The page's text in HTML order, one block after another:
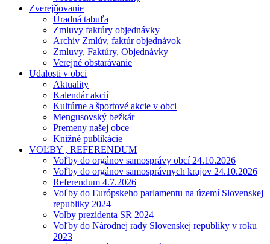
Zverejňovanie
Úradná tabuľa
Zmluvy faktúry objednávky
Archiv Zmlúv, faktúr objednávok
Zmluvy, Faktúry, Objednávky
Verejné obstarávanie
Udalosti v obci
Aktuality
Kalendár akcií
Kultúrne a športové akcie v obci
Mengusovský bežkár
Premeny našej obce
Knižné publikácie
VOĽBY , REFERENDUM
Voľby do orgánov samosprávy obcí 24.10.2026
Voľby do orgánov samosprávnych krajov 24.10.2026
Referendum 4.7.2026
Voľby do Európskeho parlamentu na území Slovenskej
republiky 2024
Volby prezidenta SR 2024
Voľby do Národnej rady Slovenskej republiky v roku
2023